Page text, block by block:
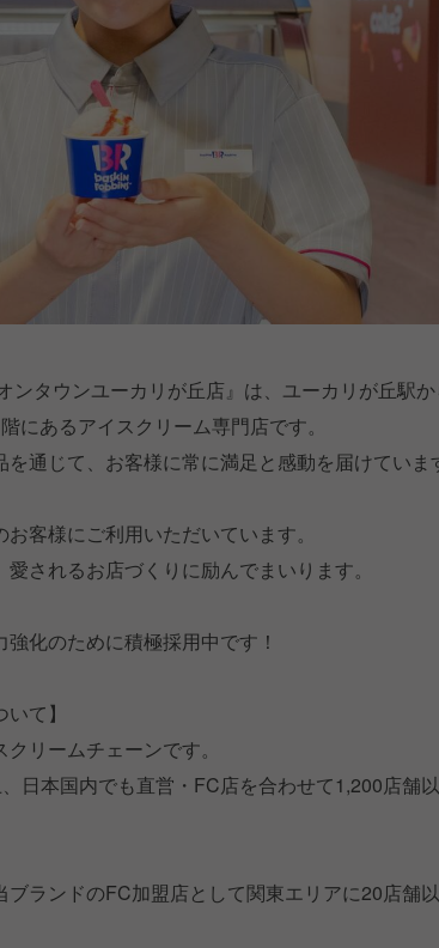
ンタウンユーカリが丘店』は、ユーカリが丘駅か
にあるアイスクリーム専門店です。
通じて、お客様に常に満足と感動を届けていま
客様にご利用いただいています。
されるお店づくりに励んでまいります。
化のために積極採用中です！
て】
リームチェーンです。
日本国内でも直営・FC店を合わせて1,200店舗
ランドのFC加盟店として関東エリアに20店舗